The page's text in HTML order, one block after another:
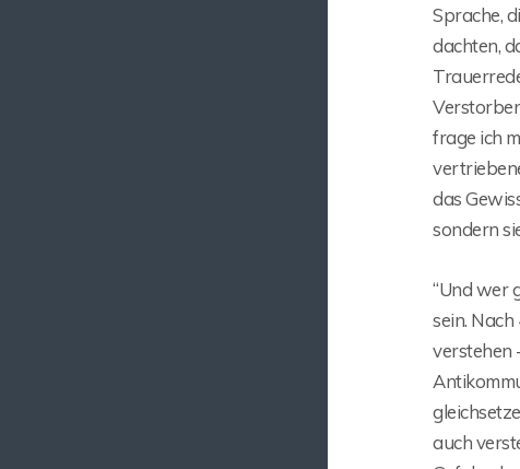
Sprache,
dachten,
frage ich
das
sondern
“Und wer
sein.
verstehen
auch